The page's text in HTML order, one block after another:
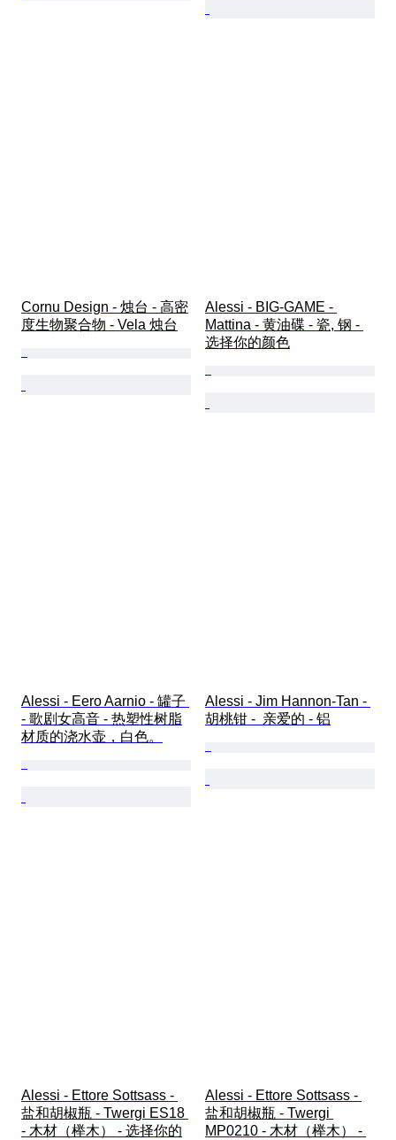
Cornu Design - 烛台 - 高密
度生物聚合物 - Vela 烛台
Alessi - BIG-GAME -
Mattina - 黄油碟 - 瓷, 钢 -
选择你的颜色
Alessi - Eero Aarnio - 罐子
- 歌剧女高音 - 热塑性树脂
材质的浇水壶，白色。
Alessi - Jim Hannon-Tan -
胡桃钳 -  亲爱的 - 铝
Alessi - Ettore Sottsass -
盐和胡椒瓶 - Twergi ES18
- 木材（榉木） - 选择你的
Alessi - Ettore Sottsass -
盐和胡椒瓶 - Twergi
MP0210 - 木材（榉木） -